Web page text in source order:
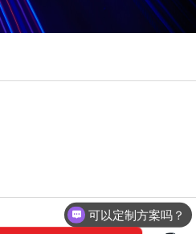
可以定制方案吗？